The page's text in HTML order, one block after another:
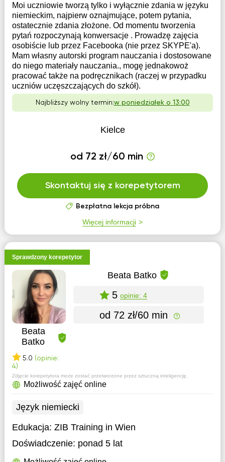
Moi uczniowie tworzą tylko i wyłącznie zdania w języku
niemieckim, najpierw oznajmujące, potem pytania,
ostatecznie zdania złożone. Od momentu tworzenia
pytań rozpoczynają konwersacje . Prowadzę zajęcia
osobiście lub przez Facebooka (nie przez SKYPE'a).
Mam własny autorski program nauczania i dostosowane
do niego materiały nauczania., mogę jednakowoż
pracować także na podręcznikach (raczej w przypadku
uczniów uczęszczających do szkół).
Najbliższy wolny termin:w poniedziałek o 13:00
Kielce
od 72 zł/60 min
Skontaktuj się z korepetytorem
Bezpłatna lekcja próbna
Więcej informacji
Sprawdzony korepetytor
Beata
Batko
5.0 (opinie:
4)
Beata Batko
5 opinie: 4
od 72 zł/60 min
Zdjęcie korepetytora może zostać przetworzone przez sztuczną inteligencję.
Możliwość zajęć online
Język niemiecki
Edukacja: ZIB Training in Wien
Doświadczenie: ponad 5 lat